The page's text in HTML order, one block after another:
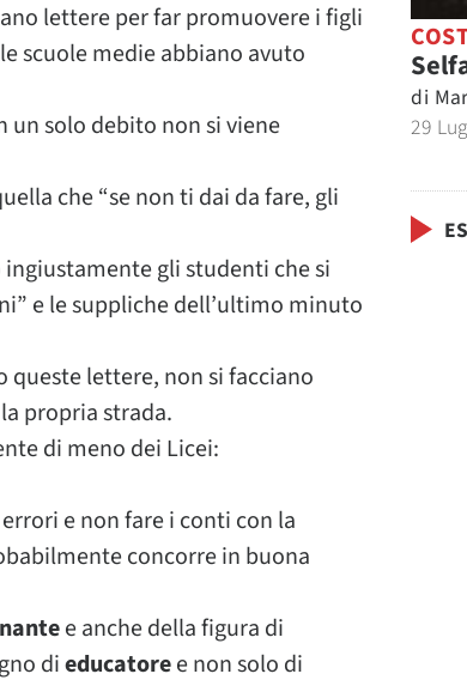
lettere per far promuovere i figli
scuole medie abbiano avuto
un solo debito non si viene
che “se non ti dai da fare, gli
gli studenti che si
e le suppliche dell’ultimo minuto
lettere, non si facciano
propria strada.
di meno dei Licei:
e non fare i conti con la
concorre in buona
e anche della figura di
dieducatoree non solo di
di
29